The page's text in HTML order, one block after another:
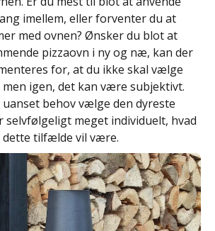
imellem, eller forventer du at
med ovnen? Ønsker du blot at
pizzaovn i ny og næ, kan der
for, at du ikke skal vælge
igen, det kan være subjektivt.
behov vælge den dyreste
selvfølgeligt meget individuelt, hvad
dette tilfælde vil være.